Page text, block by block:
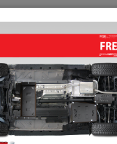
info@piastraparamotore.com